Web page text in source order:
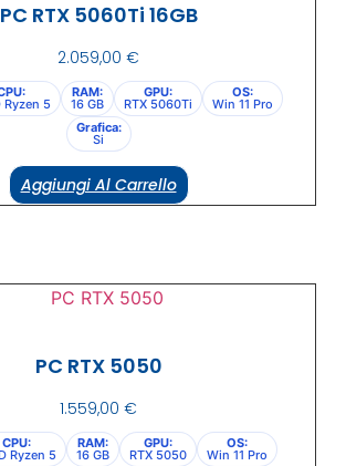
PC RTX 5060Ti 16GB
2.059,00 €
Ryzen 5
RAM:
16 GB
GPU:
RTX 5060Ti
OS:
Win 11 Pro
Grafica:
Si
Aggiungi Al Carrello
PC RTX 5050
1.559,00 €
CPU:
Ryzen 5
RAM:
16 GB
GPU:
RTX 5050
OS:
Win 11 Pro